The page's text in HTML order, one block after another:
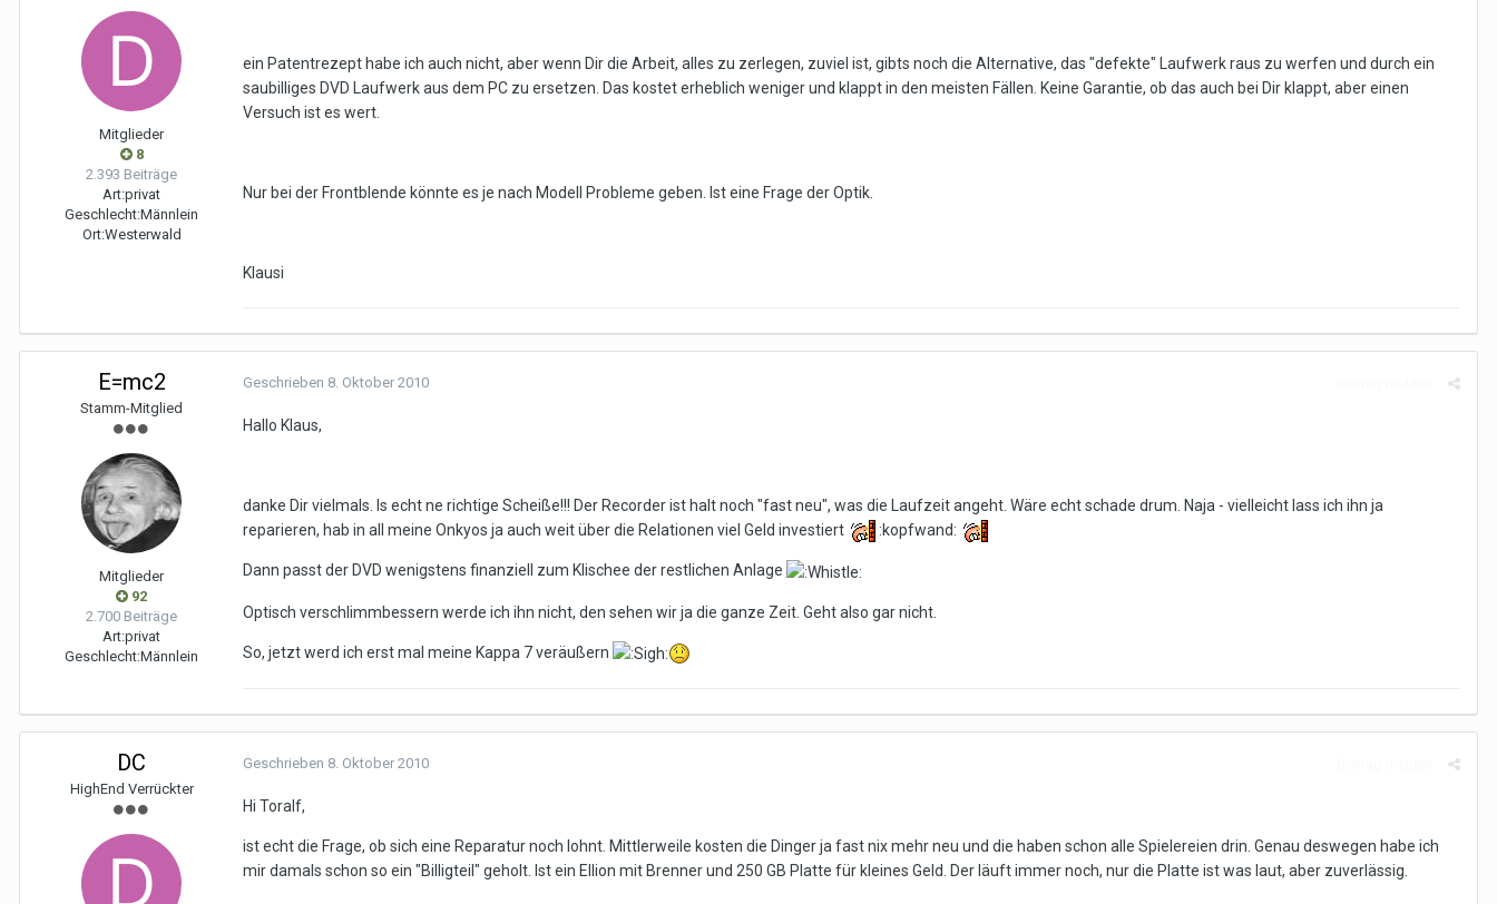
Mitglieder
8
2.393 Beiträge
Art:privat
Geschlecht:Männlein
Ort:Westerwald
ein Patentrezept habe ich auch nicht, aber wenn Dir die Arbeit, alles zu zerlegen, zuviel ist, gibts noch die Alternative, das "defekte" Laufwerk raus zu werfen und durch ein
saubilliges DVD Laufwerk aus dem PC zu ersetzen. Das kostet erheblich weniger und klappt in den meisten Fällen. Keine Garantie, ob das auch bei Dir klappt, aber einen
Versuch ist es wert.
Nur bei der Frontblende könnte es je nach Modell Probleme geben. Ist eine Frage der Optik.
Klausi
E=mc2
Stamm-Mitglied
Mitglieder
92
2.700 Beiträge
Art:privat
Geschlecht:Männlein
Geschrieben 8. Oktober 2010
Hallo Klaus,
danke Dir vielmals. Is echt ne richtige Scheiße!!! Der Recorder ist halt noch "fast neu", was die Laufzeit angeht. Wäre echt schade drum. Naja - vielleicht lass ich ihn ja
reparieren, hab in all meine Onkyos ja auch weit über die Relationen viel Geld investiert
:kopfwand:
Dann passt der DVD wenigstens finanziell zum Klischee der restlichen Anlage
Optisch verschlimmbessern werde ich ihn nicht, den sehen wir ja die ganze Zeit. Geht also gar nicht.
So, jetzt werd ich erst mal meine Kappa 7 veräußern
DC
HighEnd Verrückter
Geschrieben 8. Oktober 2010
Hi Toralf,
ist echt die Frage, ob sich eine Reparatur noch lohnt. Mittlerweile kosten die Dinger ja fast nix mehr neu und die haben schon alle Spielereien drin. Genau deswegen habe ich
mir damals schon so ein "Billigteil" geholt. Ist ein Ellion mit Brenner und 250 GB Platte für kleines Geld. Der läuft immer noch, nur die Platte ist was laut, aber zuverlässig.